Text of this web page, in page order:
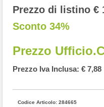
Prezzo di listino €
Sconto 34%
Prezzo
Prezzo Iva Inclusa: € 7,88
Codice Articolo: 284665